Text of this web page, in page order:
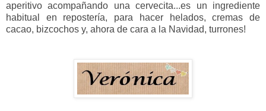
aperitivo acompañando una cervecita...es un ingrediente
habitual en repostería, para hacer helados, cremas de
cacao, bizcochos y, ahora de cara a la Navidad, turrones!